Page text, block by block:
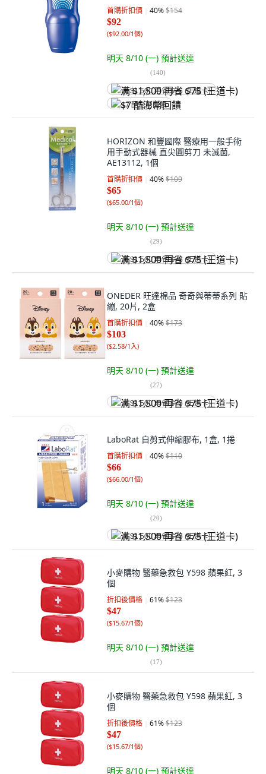
首購折扣價 40%$154
$92
($92.00/1個)
明天 8/10 (一) 預計送達
(140)
满 $1,500 再省 $75 (王道卡)
$7 酷澎幣回饋
HORIZON 和豐國際 醫療用一般手術
用手動式器械 直尖圓剪刀 未滅菌,
AE13112, 1個
首購折扣價 40%$109
$65
($65.00/1個)
明天 8/10 (一) 預計送達
(29)
满 $1,500 再省 $75 (王道卡)
ONEDER 旺達棉品 奇奇與蒂蒂系列 貼
繃, 20片, 2盒
首購折扣價 40%$173
$103
($2.58/1入)
明天 8/10 (一) 預計送達
(27)
满 $1,500 再省 $75 (王道卡)
LaboRat 自剪式伸縮膠布, 1盒, 1捲
首購折扣價 40%$110
$66
($66.00/1個)
明天 8/10 (一) 預計送達
(20)
满 $1,500 再省 $75 (王道卡)
小麥購物 醫藥急救包 Y598 蘋果紅, 3
個
折扣後價格 61%$123
$47
($15.67/1個)
明天 8/10 (一) 預計送達
(17)
小麥購物 醫藥急救包 Y598 蘋果紅, 3
個
折扣後價格 61%$123
$47
($15.67/1個)
明天 8/10 (一) 預計送達